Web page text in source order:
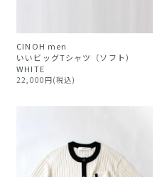
CINOH men
いいビッグTシャツ（ソフト）
WHITE
22,000円(税込)